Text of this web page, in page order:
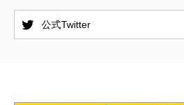
公式Twitter